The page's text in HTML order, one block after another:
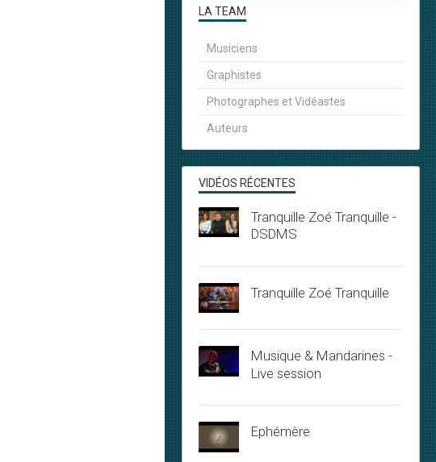
LA TEAM
Musiciens
Graphistes
Photographes et Vidéastes
Auteurs
VIDÉOS RÉCENTES
Tranquille Zoé Tranquille -
DSDMS
Tranquille Zoé Tranquille
Musique & Mandarines -
Live session
Ephémère